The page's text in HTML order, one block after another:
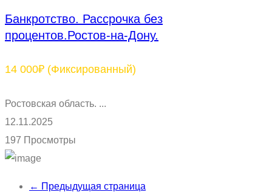
Банкротство. Рассрочка без
процентов.Ростов-на-Дону.
14 000₽ (Фиксированный)
Ростовская область. ...
12.11.2025
197 Просмотры
← Предыдущая страница